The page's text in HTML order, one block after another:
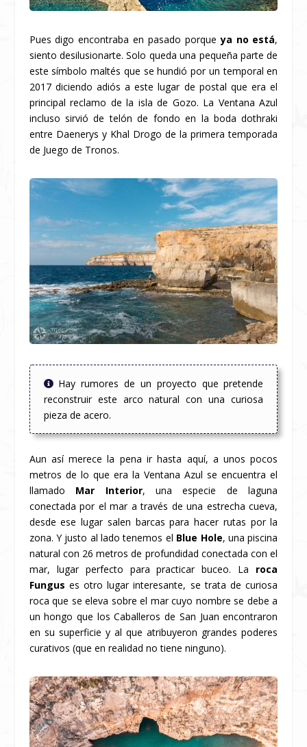
Pues digo encontraba en pasado porqueya no está,
siento desilusionarte. Solo queda una pequeña parte de
este símbolo maltés que se hundió por un temporal en
2017 diciendo adiós a este lugar de postal que era el
principal reclamo de la isla de Gozo. La Ventana Azul
incluso sirvió de telón de fondo en la boda dothraki
entre Daenerys y Khal Drogo de la primera temporada
de Juego de Tronos.
Hay rumores de un proyecto que pretende
reconstruir este arco natural con una curiosa
pieza de acero.
Aun así merece la pena ir hasta aquí, a unos pocos
metros de lo que era la Ventana Azul se encuentra el
llamado Mar Interior, una especie de laguna
conectada por el mar a través de una estrecha cueva,
desde ese lugar salen barcas para hacer rutas por la
zona. Y justo al lado tenemos el Blue Hole, una piscina
natural con 26 metros de profundidad conectada con el
mar, lugar perfecto para practicar buceo. La roca
Fungus es otro lugar interesante, se trata de curiosa
roca que se eleva sobre el mar cuyo nombre se debe a
un hongo que los Caballeros de San Juan encontraron
en su superficie y al que atribuyeron grandes poderes
curativos (que en realidad no tiene ninguno).